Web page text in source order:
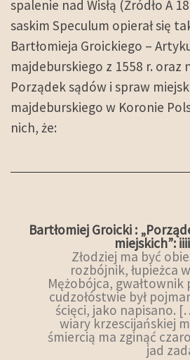
spalenie nad Wisłą (Źródło A
saskim Speculum opierał się
Bartłomieja Groickiego –
majdeburskiego z 1558 r. oraz
Porządek sądów i spraw
majdeburskiego w Koronie
nich, że:
Bartłomiej Groicki :
miejskich”:
Złodziej ma być
rozbójnik, łupieżca
Mężobójca,
cudzołóstwie był
ścięci, jako napisano.
wiary krzescijańskiej
śmiercią ma zginąć
jad